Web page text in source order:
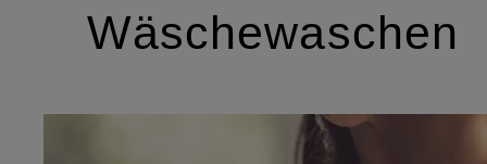
Wäschewaschen